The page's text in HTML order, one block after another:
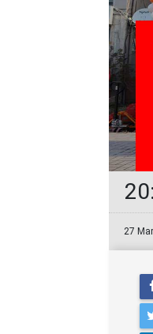
27